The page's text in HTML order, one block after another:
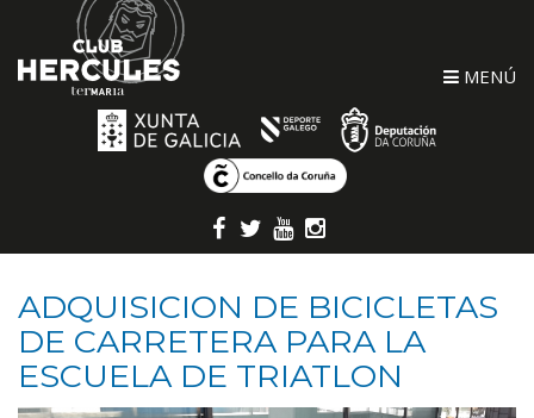
MENÚ
ADQUISICION DE BICICLETAS
DE CARRETERA PARA LA
ESCUELA DE TRIATLON